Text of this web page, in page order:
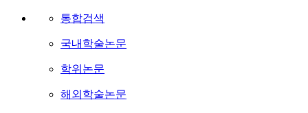
통합검색
국내학술논문
학위논문
해외학술논문